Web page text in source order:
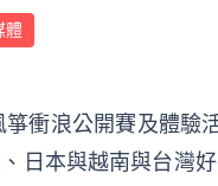
體
箏衝浪公開賽及體
日本與越南與台灣